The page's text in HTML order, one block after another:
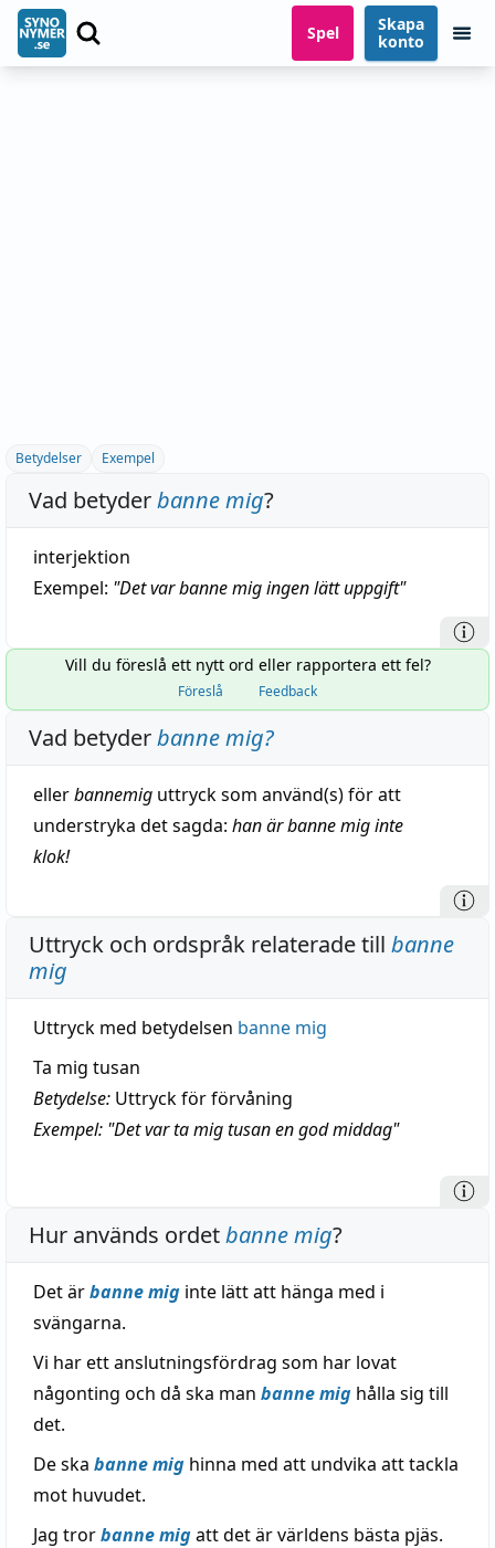
Spel
Skapa
konto
Betydelser Exempel
Vad betyderbanne mig?
interjektion
Exempel: "Det var banne mig ingen lätt uppgift"
Vill du föreslå ett nytt ord eller rapportera ett fel?
Föreslå Feedback
Vad betyderbanne mig?
ellerbannemig uttrycksom använd(s) för att
understryka det sagda: han är banne mig inte
klok!
Uttryck och ordspråk relaterade till banne
mig
Uttryck med betydelsen banne mig
Ta mig tusan
Betydelse: Uttryck för förvåning
Exempel: "Det var ta mig tusan en god middag"
Hur används ordetbanne mig?
Det ärbanne mig inte lätt att hänga med i
svängarna.
Vi har ett anslutningsfördrag som har lovat
någonting och då ska man banne mig hålla sig till
det.
De ska banne mig hinna med att undvika att tackla
mot huvudet.
Jag trorbanne migatt det är världens bästa pjäs.